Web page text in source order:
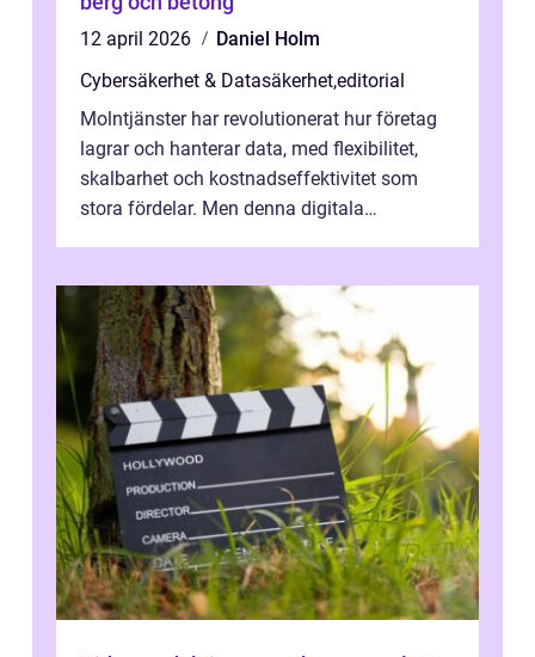
12 april 2026
Daniel Holm
Cybersäkerhet & Datasäkerhet,editorial
Molntjänster har revolutionerat hur företag
lagrar och hanterar data, med flexibilitet,
skalbarhet och kostnadseffektivitet som
stora fördelar. Men denna digitala